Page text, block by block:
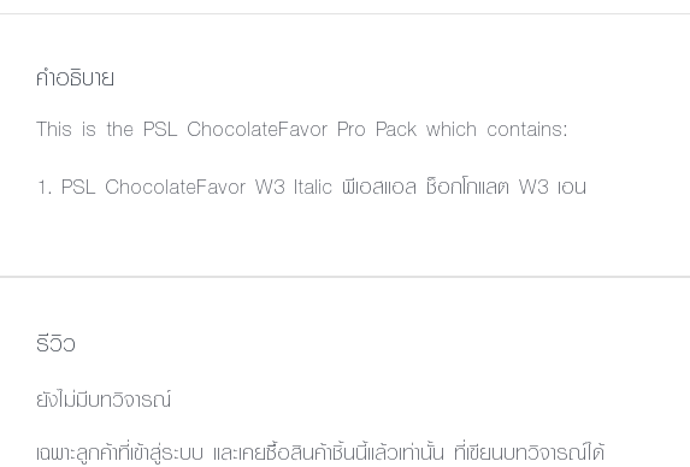
คำอธิบาย
This is the PSL ChocolateFavor Pro Pack which contains:
1. PSL ChocolateFavor W3 Italic พีเอสแอล ช็อกโกแลต W3 เอน
รีวิว
ยังไม่มีบทวิจารณ์
เฉพาะลูกค้าที่เข้าสู่ระบบ และเคยซื้อสินค้าชิ้นนี้แล้วเท่านั้น ที่เขียนบทวิจารณ์ได้